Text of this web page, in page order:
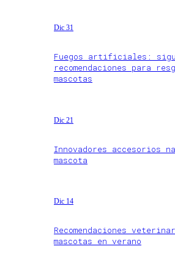
Dic 31
Fuegos artificiales:
recomendaciones para
mascotas
Dic 21
Innovadores accesorios
mascota
Dic 14
Recomendaciones
mascotas en verano